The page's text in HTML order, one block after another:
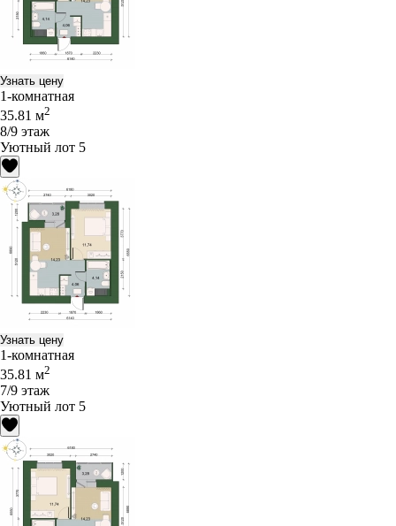
Узнать цену
1-комнатная
35.81 м2
8/9 этаж
Уютный лот 5
Узнать цену
1-комнатная
35.81 м2
7/9 этаж
Уютный лот 5